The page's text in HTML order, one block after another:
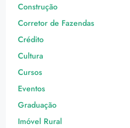
Construção
Corretor de Fazendas
Crédito
Cultura
Cursos
Eventos
Graduação
Imóvel Rural